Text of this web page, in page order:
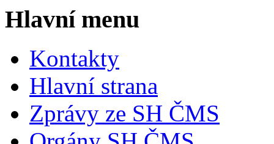
Hlavní menu
Kontakty
Hlavní strana
Zprávy ze SH ČMS